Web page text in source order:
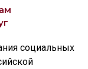
социальных